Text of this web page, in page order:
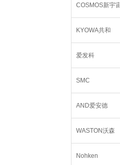
COSMOS新宇
KYOWA共和
爱发科
SMC
AND爱安德
WASTON沃森
Nohken